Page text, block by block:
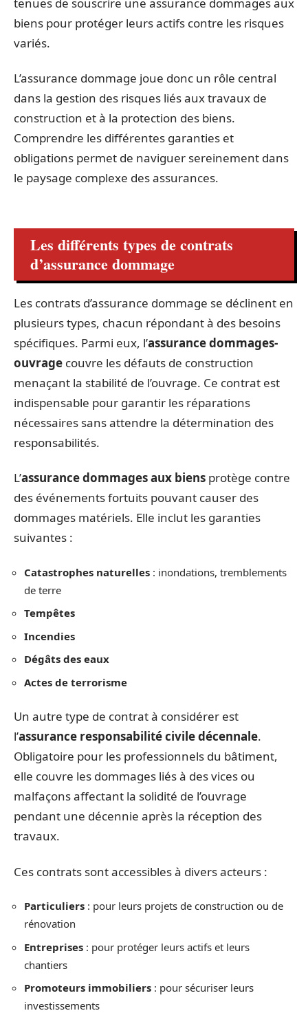
biens pour protéger leurs actifs contre les risques
variés.
L’assurance dommage joue donc un rôle central
dans la gestion des risques liés aux travaux de
construction et à la protection des biens.
Comprendre les différentes garanties et
obligations permet de naviguer sereinement dans
le paysage complexe des assurances.
Les différents types de contrats
d’assurance dommage
Les contrats d’assurance dommage se déclinent en
plusieurs types, chacun répondant à des besoins
spécifiques. Parmi eux, l’assurance dommages-
ouvrage couvre les défauts de construction
menaçant la stabilité de l’ouvrage. Ce contrat est
indispensable pour garantir les réparations
nécessaires sans attendre la détermination des
responsabilités.
L’assurance dommages aux biens protège contre
des événements fortuits pouvant causer des
dommages matériels. Elle inclut les garanties
suivantes :
Catastrophes naturelles : inondations, tremblements
de terre
Tempêtes
Incendies
Dégâts des eaux
Actes de terrorisme
Un autre type de contrat à considérer est
l’assurance responsabilité civile décennale.
Obligatoire pour les professionnels du bâtiment,
elle couvre les dommages liés à des vices ou
malfaçons affectant la solidité de l’ouvrage
pendant une décennie après la réception des
travaux.
Ces contrats sont accessibles à divers acteurs :
Particuliers : pour leurs projets de construction ou de
rénovation
Entreprises : pour protéger leurs actifs et leurs
chantiers
Promoteurs immobiliers : pour sécuriser leurs
investissements